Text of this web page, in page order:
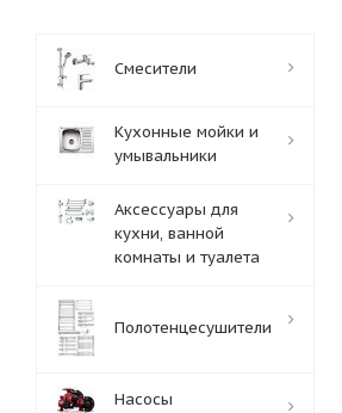
Смесители
Кухонные мойки и
умывальники
Аксессуары для
кухни, ванной
комнаты и туалета
Полотенцесушители
Насосы